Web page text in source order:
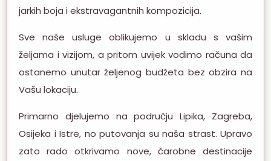
jarkih boja i ekstravagantnih kompozicija.
Sve naše usluge oblikujemo u skladu s vašim
željama i vizijom, a pritom uvijek vodimo računa da
ostanemo unutar željenog budžeta bez obzira na
Vašu lokaciju.
Primarno djelujemo na području Lipika, Zagreba,
Osijeka i Istre, no putovanja su naša strast. Upravo
zato rado otkrivamo nove, čarobne destinacije